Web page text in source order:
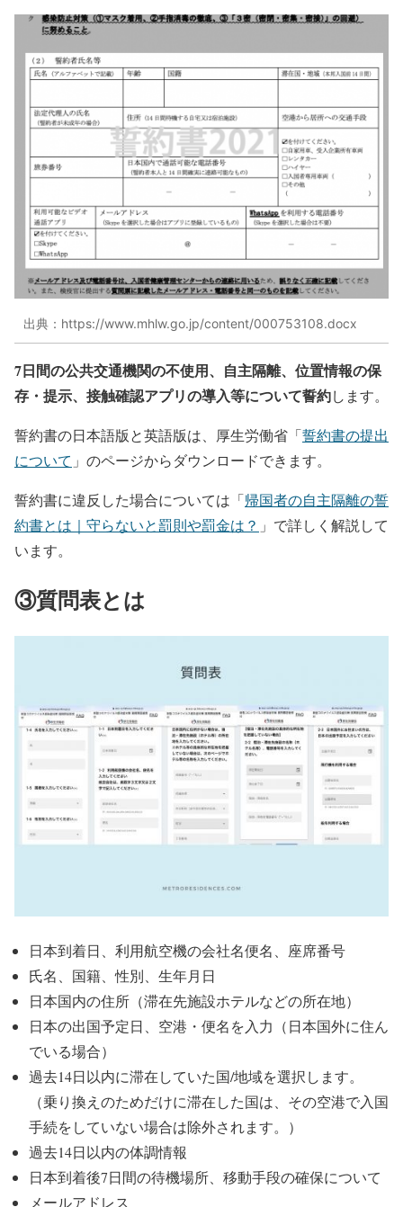
出典：https://www.mhlw.go.jp/content/000753108.docx
7日間の公共交通機関の不使用、自主隔離、位置情報の保
存・提示、接触確認アプリの導入等について誓約します。
誓約書の日本語版と英語版は、厚生労働省「誓約書の提出
について 」のページからダウンロードできます。
誓約書に違反した場合については「帰国者の自主隔離の誓
約書とは｜守らないと罰則や罰金は？ 」で詳しく解説して
います。
③質問表とは
日本到着日、利用航空機の会社名便名、座席番号
氏名、国籍、性別、生年月日
日本国内の住所（滞在先施設ホテルなどの所在地）
日本の出国予定日、空港・便名を入力（日本国外に住ん
でいる場合）
過去14日以内に滞在していた国/地域を選択します。
（乗り換えのためだけに滞在した国は、その空港で入国
手続をしていない場合は除外されます。）
過去14日以内の体調情報
日本到着後7日間の待機場所、移動手段の確保について
メールアドレス